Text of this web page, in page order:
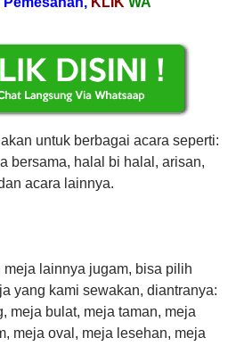
untuk berbagai acara seperti:
bersama, halal bi halal, arisan,
acara lainnya.
lainnya jugam, bisa pilih
yang kami sewakan, diantranya:
meja bulat, meja taman, meja
meja oval, meja lesehan, meja